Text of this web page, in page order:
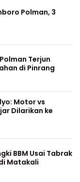
Polman, 3
Terjun
di Pinrang
Motor vs
Dilarikan ke
BBM Usai Tabrak
Matakali